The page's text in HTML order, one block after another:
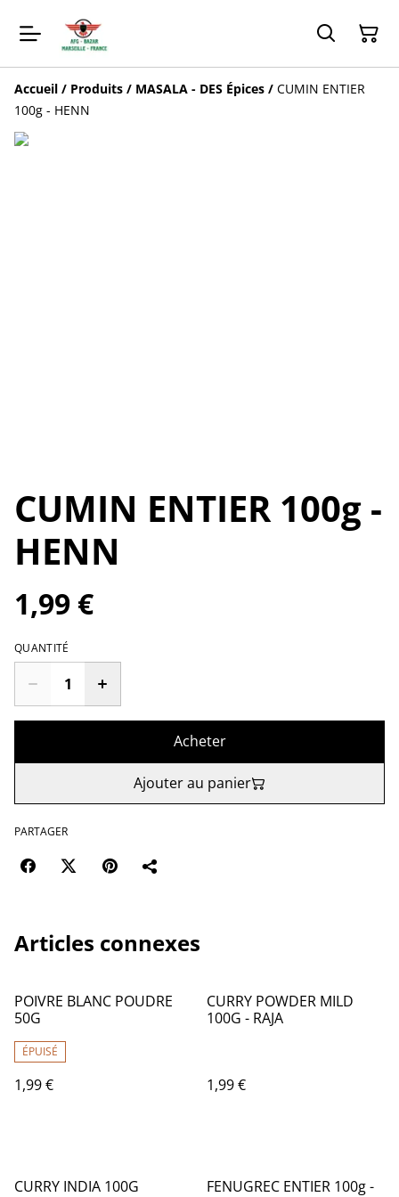
Accueil / Produits / MASALA - DES Épices / CUMIN ENTIER
100g - HENN
CUMIN ENTIER 100g -
HENN
1,99 €
QUANTITÉ
Acheter
Ajouter au panier
PARTAGER
Articles connexes
POIVRE BLANC POUDRE
50G
ÉPUISÉ
1,99 €
CURRY POWDER MILD
100G - RAJA
1,99 €
CURRY INDIA 100G
FENUGREC ENTIER 100g -